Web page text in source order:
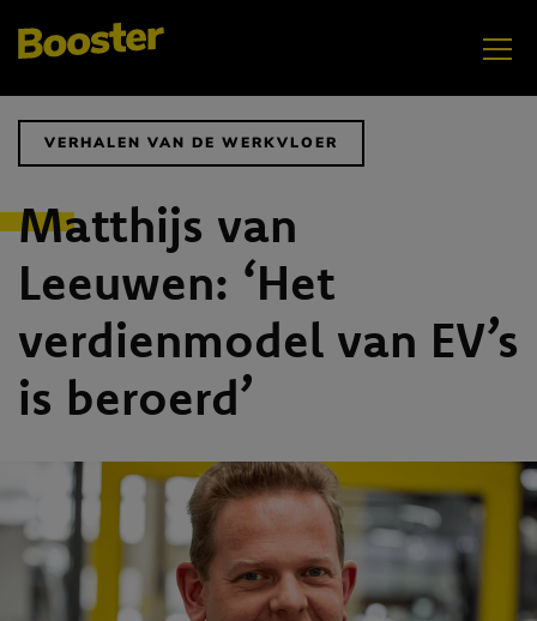
Samenwerken
VERHALEN VAN DE WERKVLOER
Matthijs van
Leeuwen: ‘Het
verdienmodel van EV’s
is beroerd’